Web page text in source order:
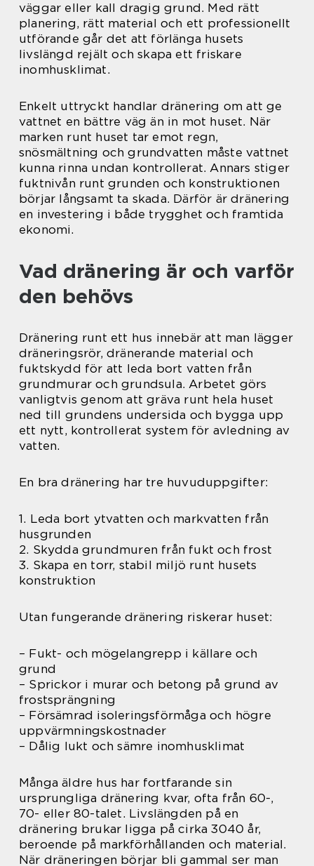
väggar eller kall dragig grund. Med rätt
planering, rätt material och ett professionellt
utförande går det att förlänga husets
livslängd rejält och skapa ett friskare
inomhusklimat.
Enkelt uttryckt handlar dränering om att ge
vattnet en bättre väg än in mot huset. När
marken runt huset tar emot regn,
snösmältning och grundvatten måste vattnet
kunna rinna undan kontrollerat. Annars stiger
fuktnivån runt grunden och konstruktionen
börjar långsamt ta skada. Därför är dränering
en investering i både trygghet och framtida
ekonomi.
Vad dränering är och varför
den behövs
Dränering runt ett hus innebär att man lägger
dräneringsrör, dränerande material och
fuktskydd för att leda bort vatten från
grundmurar och grundsula. Arbetet görs
vanligtvis genom att gräva runt hela huset
ned till grundens undersida och bygga upp
ett nytt, kontrollerat system för avledning av
vatten.
En bra dränering har tre huvuduppgifter:
1. Leda bort ytvatten och markvatten från
husgrunden
2. Skydda grundmuren från fukt och frost
3. Skapa en torr, stabil miljö runt husets
konstruktion
Utan fungerande dränering riskerar huset:
– Fukt- och mögelangrepp i källare och
grund
– Sprickor i murar och betong på grund av
frostsprängning
– Försämrad isoleringsförmåga och högre
uppvärmningskostnader
– Dålig lukt och sämre inomhusklimat
Många äldre hus har fortfarande sin
ursprungliga dränering kvar, ofta från 60-,
70- eller 80-talet. Livslängden på en
dränering brukar ligga på cirka 3040 år,
beroende på markförhållanden och material.
När dräneringen börjar bli gammal ser man